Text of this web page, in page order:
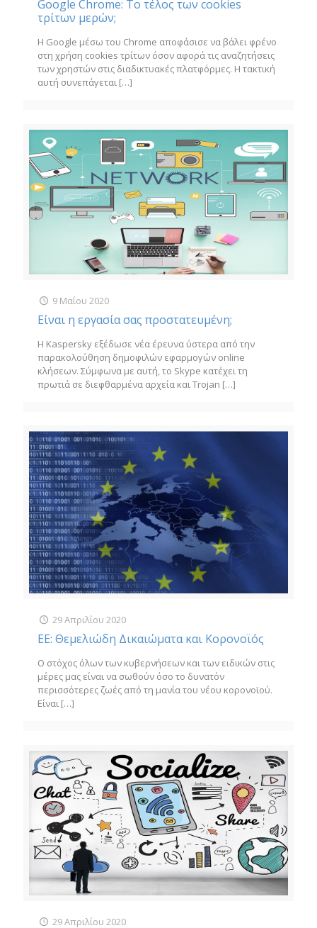
Google Chrome: Το τέλος των cookies
τρίτων μερών;
Η Google μέσω του Chrome αποφάσισε να βάλει φρένο
στη χρήση cookies τρίτων όσον αφορά τις αναζητήσεις
των χρηστών στις διαδικτυακές πλατφόρμες. Η τακτική
αυτή συνεπάγεται […]
9 Μαΐου 2020
Είναι η εργασία σας προστατευμένη;
Η Kaspersky εξέδωσε νέα έρευνα ύστερα από την
παρακολούθηση δημοφιλών εφαρμογών online
κλήσεων. Σύμφωνα με αυτή, το Skype κατέχει τη
πρωτιά σε διεφθαρμένα αρχεία και Trojan […]
29 Απριλίου 2020
ΕΕ: Θεμελιώδη Δικαιώματα και Κορονοϊός
Ο στόχος όλων των κυβερνήσεων και των ειδικών στις
μέρες μας είναι να σωθούν όσο το δυνατόν
περισσότερες ζωές από τη μανία του νέου κορονοϊού.
Είναι […]
29 Απριλίου 2020